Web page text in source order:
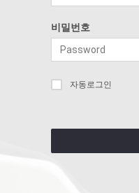
비밀번호
자동로그인